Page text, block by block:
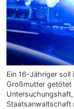
Ein 16-Jähriger soll
Großmutter getötet
Staatsanwaltschaft